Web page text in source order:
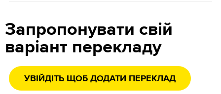
Запропонувати свій
варіант перекладу
УВІЙДІТЬ ЩОБ ДОДАТИ ПЕРЕКЛАД